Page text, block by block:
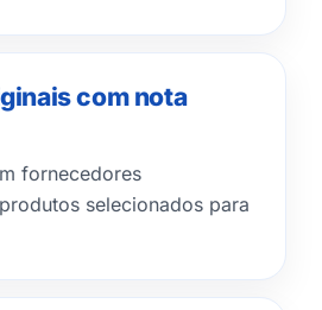
com nota
fornecedores
selecionados para